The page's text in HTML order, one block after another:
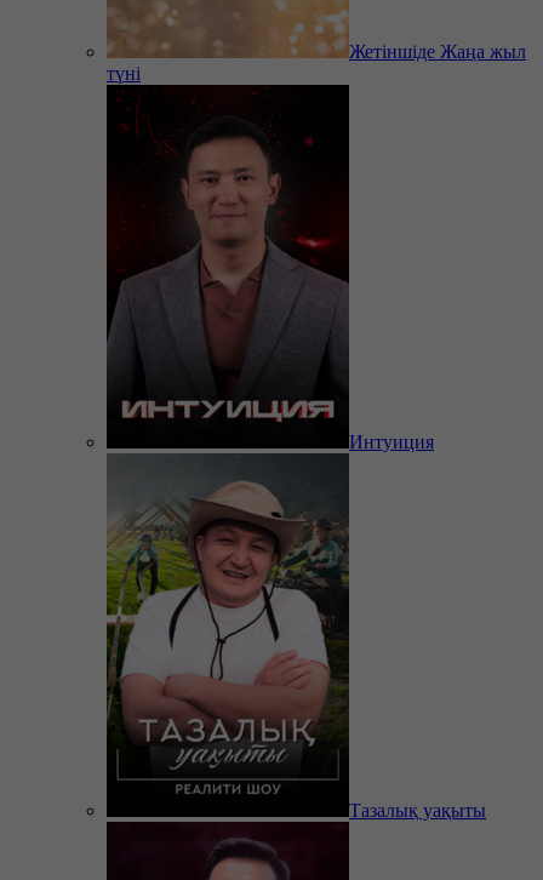
Жетіншіде Жаңа жыл
түні
Интуиция
Тазалық уақыты